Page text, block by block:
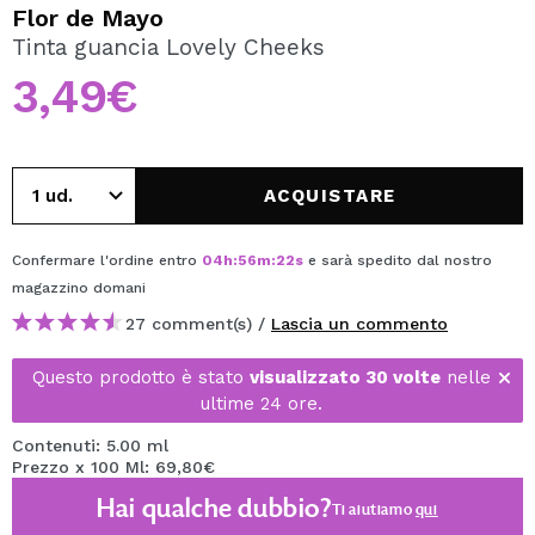
Creando un account su Maquibeauty.it potrai fare i tuoi
acquisti velocemente, controllare lo stato dei tuoi ordini e
consultare le tue operazioni precedenti.
CREARE UN ACCOUNT
Flor de Mayo
Tinta guancia Lovely Cheeks
3,49€
ACQUISTARE
Confermare l'ordine entro 04h:56m:22s e sarà spedito dal nostro
magazzino domani
27 comment(s) / Lascia un commento
Questo prodotto è stato visualizzato 30 volte nelle
ultime 24 ore.
Contenuti: 5.00 ml
Prezzo x 100 Ml: 69,80€
Hai qualche dubbio?Ti aiutiamoqui